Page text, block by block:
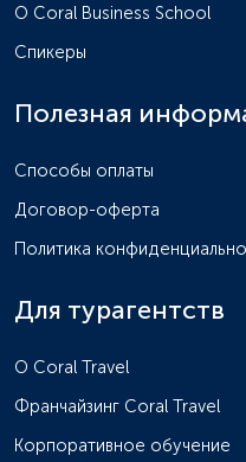
О Coral Business School
Спикеры
Полезная
Способы оплаты
Договор-оферта
Политика
Для турагентств
O Coral Travel
Франчайзинг Coral Travel
Корпоративное обучение